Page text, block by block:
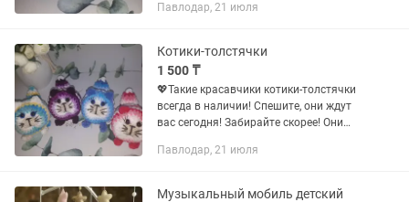
на сумку👌 Авторская работа, связаны
Павлодар, 21 июля
Котики-толстячки
1 500 ₸
💖Такие красавчики котики-толстячки
всегда в наличии! Спешите, они ждут
вас сегодня! Забирайте скорее! Они
ооочень мягкие😌 Авторская работа,
Павлодар, 21 июля
Музыкальный мобиль детский